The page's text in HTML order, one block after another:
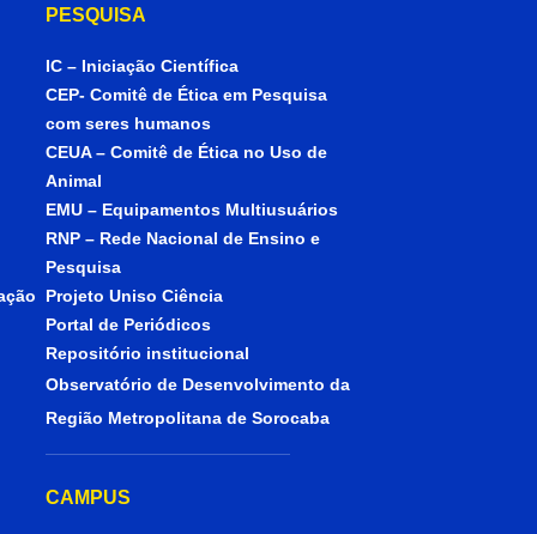
PESQUISA
IC – Iniciação Científica
CEP- Comitê de Ética em Pesquisa
com seres humanos
CEUA – Comitê de Ética no Uso de
Animal
EMU – Equipamentos Multiusuários
RNP – Rede Nacional de Ensino e
Pesquisa
Projeto Uniso Ciência
Portal de Periódicos
Repositório institucional
Observatório de Desenvolvimento da
Região Metropolitana de Sorocaba
CAMPUS